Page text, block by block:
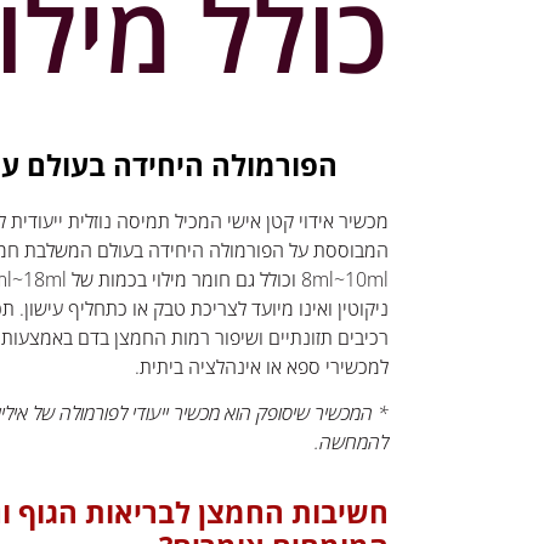
כולל
הפורמולה היחידה בעולם
מכשיר אידוי קטן אישי המכיל תמיסה נוזלית ייעודית
המבוססת על הפורמולה היחידה בעולם המשלבת
ניקוטין ואינו מיועד לצריכת טבק או כתחליף
רכיבים תזונתיים ושיפור רמות החמצן בדם
למכשירי ספא או אינהלציה ביתית.
* המכשיר שיסופק הוא מכשיר ייעודי לפורמולה של
להמחשה.
חשיבות החמצן לבריאות הגוף